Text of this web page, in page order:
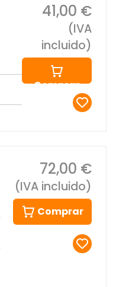
41,00 €
(IVA
incluido)
Comprar
72,00 €
(IVA incluido)
Comprar